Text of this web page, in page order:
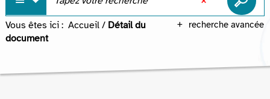
recherche avancée
Vous êtes ici : Accueil / Détail du
document